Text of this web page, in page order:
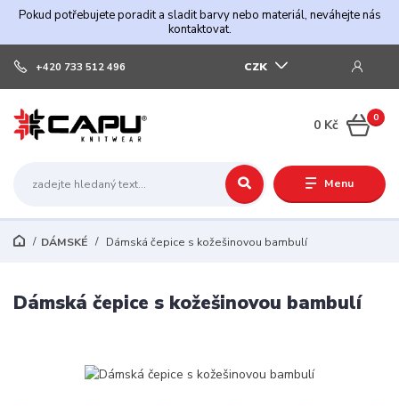
Pokud potřebujete poradit a sladit barvy nebo materiál, neváhejte nás
kontaktovat.
Menu
CZK
+420 733 512 496
0
0 Kč
DÁMSKÉ Dámská čepice s kožešinovou bambulí
Dámská čepice s kožešinovou bambulí